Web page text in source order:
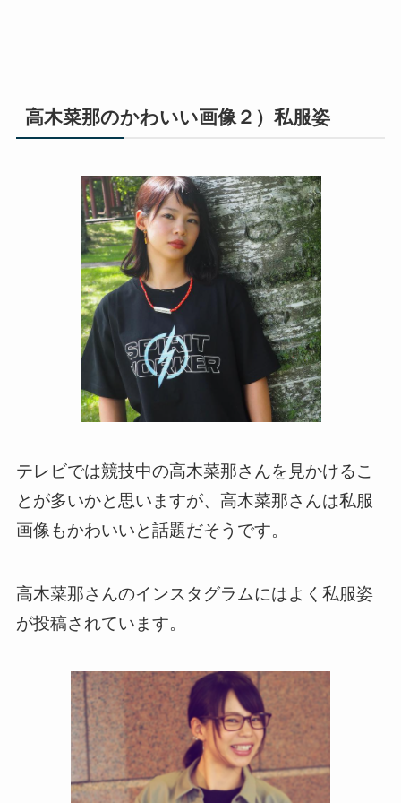
高木菜那のかわいい画像２）私服姿
テレビでは競技中の高木菜那さんを見かけるこ
とが多いかと思いますが、高木菜那さんは私服
画像もかわいいと話題だそうです。
高木菜那さんのインスタグラムにはよく私服姿
が投稿されています。